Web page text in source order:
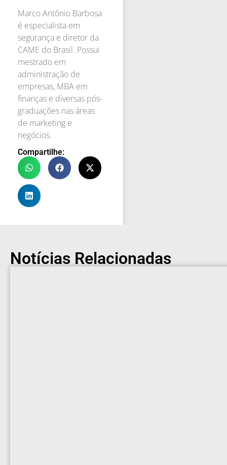
Marco Antônio Barbosa
é especialista em
segurança e diretor da
CAME do Brasil. Possui
mestrado em
administração de
empresas, MBA em
finanças e diversas pós-
graduações nas áreas
de marketing e
negócios.
Compartilhe:
Notícias Relacionadas